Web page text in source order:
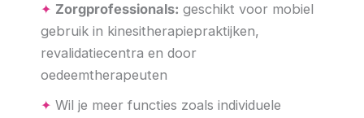
✦ Zorgprofessionals: geschikt voor mobiel
gebruik in kinesitherapiepraktijken,
revalidatiecentra en door
oedeemtherapeuten
✦ Wil je meer functies zoals individuele